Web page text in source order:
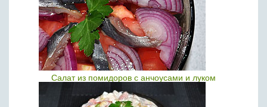
Салат из помидоров с анчоусами и луком